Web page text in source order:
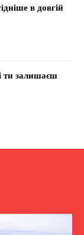
в довгій
ти залишаєш